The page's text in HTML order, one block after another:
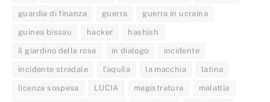
guardia di finanza guerra guerra in ucraina
guinea bissau hacker hashish
il giardino delle rose in dialogo incidente
incidente stradale l'aquila la macchia latina
licenza sospesa LUCIA magistratura malattia